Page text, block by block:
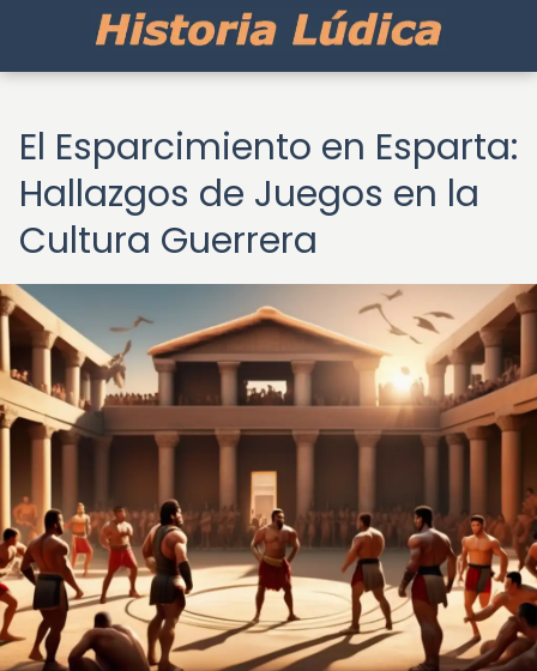
El Esparcimiento en Esparta:
Hallazgos de Juegos en la
Cultura Guerrera